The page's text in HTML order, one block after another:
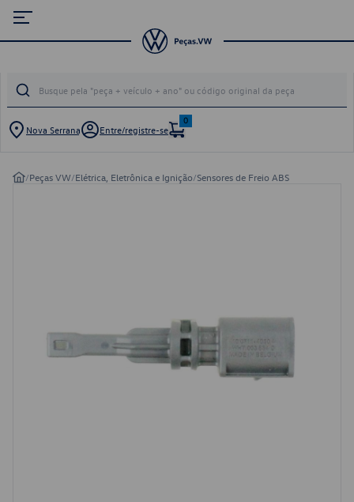
Nova Serrana Entre/registre-se
0
/Peças VW/Elétrica, Eletrônica e Ignição/Sensores de Freio ABS